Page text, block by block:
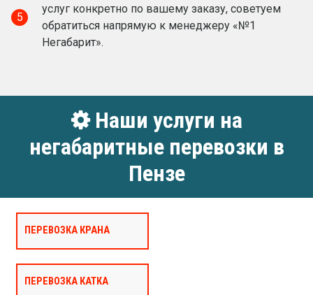
5
услуг конкретно по вашему заказу, советуем
обратиться напрямую к менеджеру «№1
Негабарит».
Наши услуги на
негабаритные перевозки в
Пензе
ПЕРЕВОЗКА КРАНА
ПЕРЕВОЗКА КАТКА